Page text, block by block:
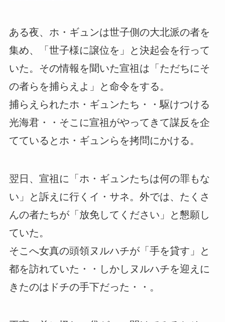
ある夜、ホ・ギュンは世子側の大北派の者を
集め、「世子様に譲位を」と決起会を行って
いた。その情報を聞いた宣祖は「ただちにそ
の者らを捕らえよ」と命令をする。
捕らえられたホ・ギュンたち・・駆けつける
光海君・・そこに宣祖がやってきて謀反を企
てているとホ・ギュンらを拷問にかける。
翌日、宣祖に「ホ・ギュンたちは何の罪もな
い」と訴えに行くイ・サネ。外では、たくさ
んの者たちが「放免してください」と懇願し
ていた。
そこへ女真の頭領ヌルハチが「手を貸す」と
都を訪れていた・・しかしヌルハチを迎えに
きたのはドチの手下だった・・。